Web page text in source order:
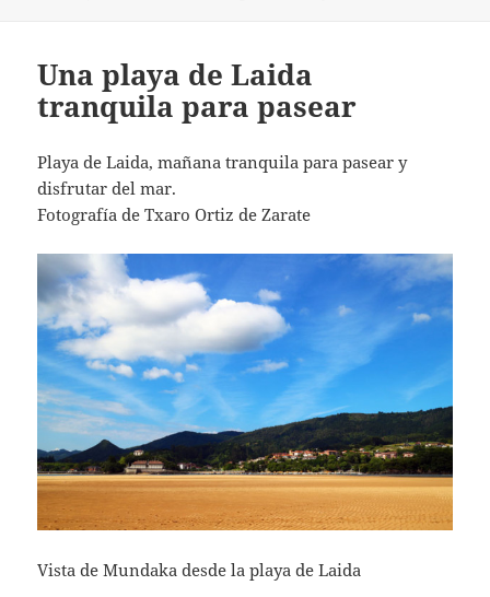
Una playa de Laida
tranquila para pasear
Playa de Laida, mañana tranquila para pasear y
disfrutar del mar.
Fotografía de Txaro Ortiz de Zarate
Vista de Mundaka desde la playa de Laida